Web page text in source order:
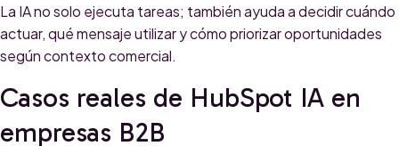
La IA no solo ejecuta tareas; también ayuda a decidir cuándo
actuar, qué mensaje utilizar y cómo priorizar oportunidades
según contexto comercial.
Casos reales de HubSpot IA en
empresas B2B